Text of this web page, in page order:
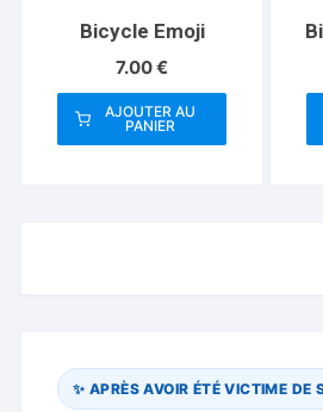
Bicycle Emoji
7.00€
AJOUTER AU
PANIER
✨ APRÈS AVOIR ÉTÉ VICTIME DE